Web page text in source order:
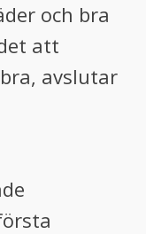
och bra
att
avslutar